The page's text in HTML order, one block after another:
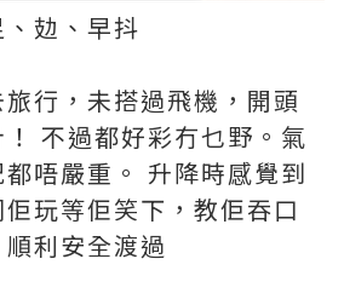
攰、早抖
行，未搭過飛機，開頭
不過都好彩冇乜野。氣
唔嚴重。 升降時感覺到
玩等佢笑下，教佢吞口
利安全渡過